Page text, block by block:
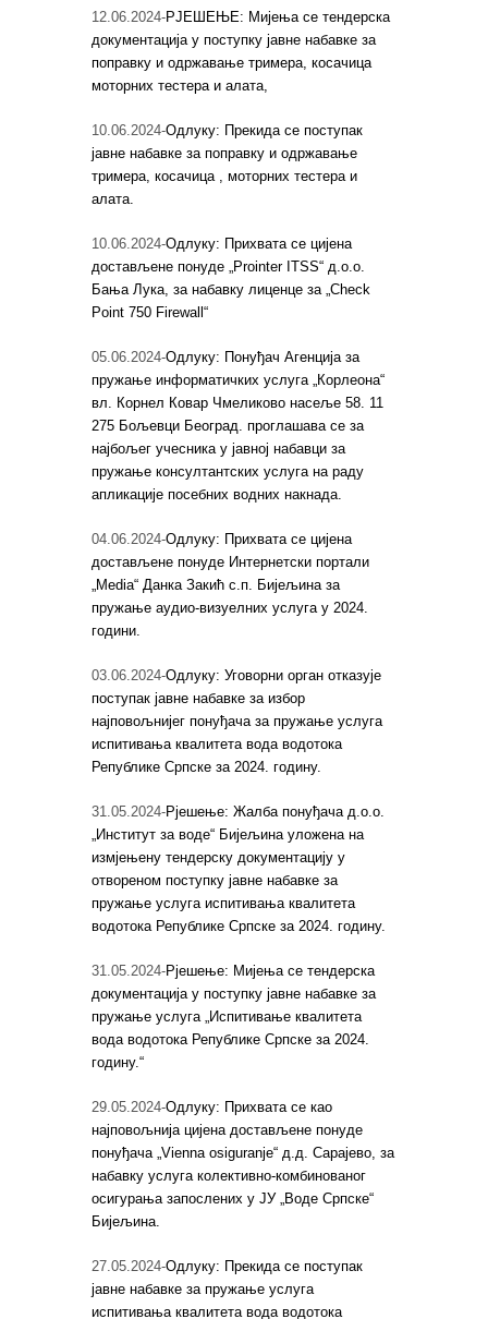
12.06.2024-РЈЕШЕЊЕ: Мијења се тендерска
документација у поступку јавне набавке за
поправку и одржавање тримера, косачица
моторних тестера и алата,
10.06.2024-Одлуку: Прекида се поступак
јавне набавке за поправку и одржавање
тримера, косачица , моторних тестера и
алата.
10.06.2024-Одлуку: Прихвата се цијена
достављене понуде „Prointer ITSS“ д.о.о.
Бања Лука, за набавку лиценце за „Check
Point 750 Firewall“
05.06.2024-Одлуку: Понуђач Агенција за
пружање информатичких услуга „Корлеона“
вл. Корнел Ковар Чмеликово насеље 58. 11
275 Бољевци Београд. проглашава се за
најбољег учесника у јавној набавци за
пружање консултантских услуга на раду
апликације посебних водних накнада.
04.06.2024-Одлуку: Прихвата се цијена
достављене понуде Интернетски портали
„Media“ Данка Закић с.п. Бијељина за
пружање аудио-визуелних услуга у 2024.
години.
03.06.2024-Одлуку: Уговорни орган отказује
поступак јавне набавке за избор
најповољнијег понуђача за пружање услуга
испитивања квалитета вода водотока
Републике Српске за 2024. годину.
31.05.2024-Рјешење: Жалба понуђача д.о.о.
„Институт за воде“ Бијељина уложена на
измјењену тендерску документацију у
отвореном поступку јавне набавке за
пружање услуга испитивања квалитета
водотока Републике Српске за 2024. годину.
31.05.2024-Рјешење: Мијења се тендерска
документација у поступку јавне набавке за
пружање услуга „Испитивање квалитета
вода водотока Републике Српске за 2024.
годину.“
29.05.2024-Одлуку: Прихвата се као
најповољнија цијена достављене понуде
понуђача „Vienna osiguranje“ д.д. Сарајево, за
набавку услуга колективно-комбинованог
осигурања запослених у ЈУ „Воде Српске“
Бијељина.
27.05.2024-Одлуку: Прекида се поступак
јавне набавке за пружање услуга
испитивања квалитета вода водотока